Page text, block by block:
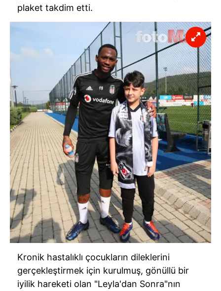
plaket takdim etti.
Kronik hastalıklı çocukların dileklerini
gerçekleştirmek için kurulmuş, gönüllü bir
iyilik hareketi olan "Leyla'dan Sonra"nın